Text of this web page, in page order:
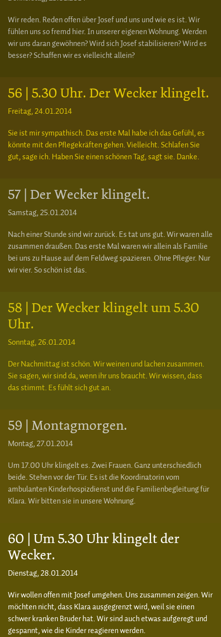
Wir reden. Reden offen über Josef und uns und wie es ist. Wir
fühlen uns so fremd hier. In unserer eigenen Wohnung. Werden
wir uns daran gewöhnen? Wird sich Josef stabilisieren? Wird es
besser? Schaffen wir es vielleicht allein?
56 | 5.30 Uhr. Der Wecker klingelt.
Freitag, 24.01.2014
Sie ist mir sympathisch. Das erste Mal habe ich das Gefühl, es
könnte mit den Pflegekräften gehen. Vielleicht. Schlafen Sie
gut, sage ich. Haben Sie einen schönen Tag, sagt sie. Danke.
57 | Der Wecker klingelt.
Samstag, 25.01.2014
Nach einer Stunde sind wir zurück. Es tat uns gut. Wir waren alle
zusammen draußen. Das erste Mal waren wir allein als Familie
bei uns zu Hause auf dem Feldweg spazieren. Ohne Pfleger. Nur
wir vier. So schön ist das.
58 | Der Wecker klingelt um 5.30
Uhr.
Sonntag, 26.01.2014
Der Nachmittag ist schön. Wir weinen und lachen zusammen.
Sie sagen, wir sind da, wenn ihr uns braucht. Wir wissen, dass
das stimmt. Es fühlt sich gut an.
59 | Montagmorgen.
Montag, 27.01.2014
Um 17.00 Uhr klingelt es. Zwei Frauen. Ganz unterschiedlich
beide. Stehen vor der Tür. Es ist die Koordinatorin vom
ambulanten Kinderhospizdienst und die Familienbegleitung für
Klara. Wir bitten sie in unsere Wohnung.
60 | Um 5.30 Uhr klingelt der
Wecker.
Dienstag, 28.01.2014
Wir wollen offen mit Josef umgehen. Uns zusammen zeigen. Wir
möchten nicht, dass Klara ausgegrenzt wird, weil sie einen
schwer kranken Bruder hat. Wir sind auch etwas aufgeregt und
gespannt, wie die Kinder reagieren werden.